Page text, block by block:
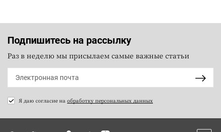
Подпишитесь на рассылку
Раз в неделю мы присылаем самые важные статьи
Я даю согласие на обработку персональных данных